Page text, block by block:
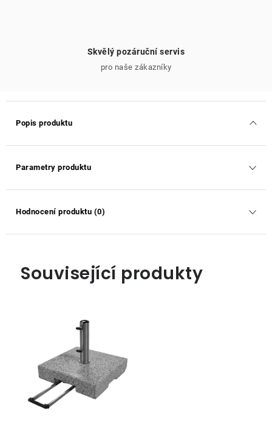
Skvělý pozáruční servis
pro naše zákazníky
Popis produktu
Parametry produktu
Hodnocení produktu (0)
Související produkty